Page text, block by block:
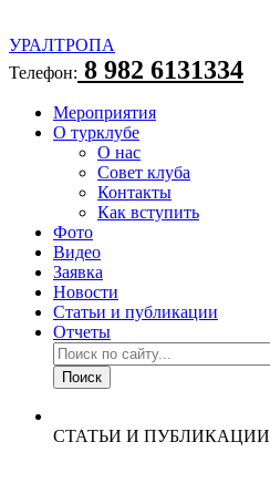
УРАЛТРОПА
Телефон: 8 982 6131334
Мероприятия
О турклубе
О нас
Совет клуба
Контакты
Как вступить
Фото
Видео
Заявка
Новости
Статьи и публикации
Отчеты
СТАТЬИ И ПУБЛИКАЦИИ